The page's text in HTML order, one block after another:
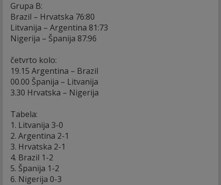
Grupa B:
Brazil – Hrvatska 76:80
Litvanija – Argentina 81:73
Nigerija – Španija 87:96
četvrto kolo:
19.15 Argentina – Brazil
00.00 Španija – Litvanija
3.30 Hrvatska – Nigerija
Tabela:
1. Litvanija 3-0
2. Argentina 2-1
3. Hrvatska 2-1
4. Brazil 1-2
5. Španija 1-2
6. Nigerija 0-3